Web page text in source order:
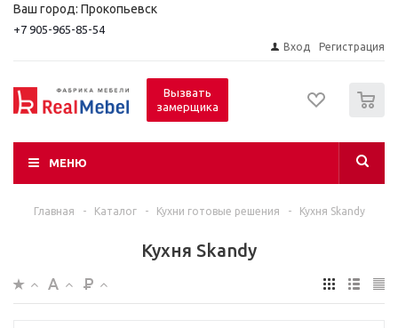
Ваш город: Прокопьевск
+7 905-965-85-54
Вход Регистрация
Вызвать
замерщика
МЕНЮ
Главная - Каталог - Кухни готовые решения - Кухня Skandy
Кухня Skandy